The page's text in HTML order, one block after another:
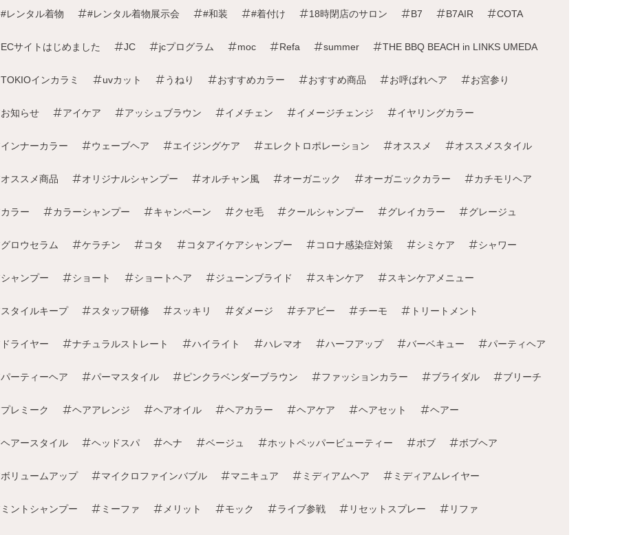
#レンタル着物 #レンタル着物展示会 #和装 #着付け 18時閉店のサロン B7 B7AIR COTA
ECサイトはじめました JC jcプログラム moc Refa summer THE BBQ BEACH in LINKS UMEDA
TOKIOインカラミ uvカット うねり おすすめカラー おすすめ商品 お呼ばれヘア お宮参り
お知らせ アイケア アッシュブラウン イメチェン イメージチェンジ イヤリングカラー
インナーカラー ウェーブヘア エイジングケア エレクトロポレーション オススメ オススメスタイル
オススメ商品 オリジナルシャンプー オルチャン風 オーガニック オーガニックカラー カチモリヘア
カラー カラーシャンプー キャンペーン クセ毛 クールシャンプー グレイカラー グレージュ
グロウセラム ケラチン コタ コタアイケアシャンプー コロナ感染症対策 シミケア シャワー
シャンプー ショート ショートヘア ジューンブライド スキンケア スキンケアメニュー
スタイルキープ スタッフ研修 スッキリ ダメージ チアビー チーモ トリートメント
ドライヤー ナチュラルストレート ハイライト ハレマオ ハーフアップ バーベキュー パーティヘア
パーティーヘア パーマスタイル ピンクラベンダーブラウン ファッションカラー ブライダル ブリーチ
プレミーク ヘアアレンジ ヘアオイル ヘアカラー ヘアケア ヘアセット ヘアー
ヘアースタイル ヘッドスパ ヘナ ベージュ ホットペッパービューティー ボブ ボブヘア
ボリュームアップ マイクロファインバブル マニキュア ミディアムヘア ミディアムレイヤー
ミントシャンプー ミーファ メリット モック ライブ参戦 リセットスプレー リファ